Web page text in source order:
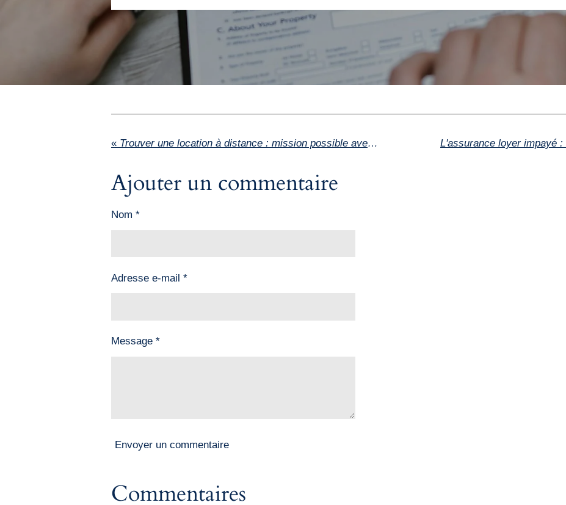
« Trouver une location à distance : mission possible avec un chasseur immobilier
Ajouter un commentaire
Nom *
Adresse e-mail *
Message *
Envoyer un commentaire
Commentaires